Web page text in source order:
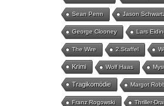
Sean Penn Jason
George Clooney Lars
The Wire 2.Staffel
Krimi Wolf Haas
Tragikomödie Margot
Franz Rogowski Thriller-